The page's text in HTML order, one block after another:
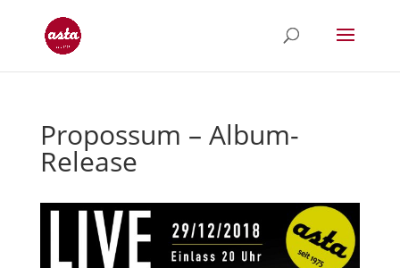
Propossum – Album-
Release